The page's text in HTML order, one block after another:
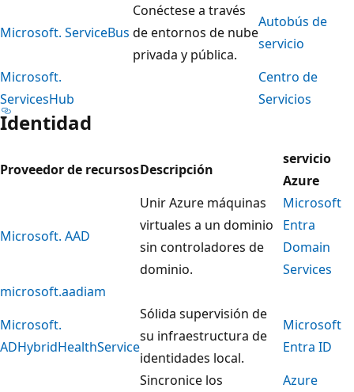
Microsoft. ServiceBus
Conéctese a través
de entornos de nube
privada y pública.
Autobús de
servicio
Microsoft.
ServicesHub
Centro de
Servicios
Identidad
Proveedor de recursosDescripción
servicio
Azure
Microsoft. AAD
Unir Azure máquinas
virtuales a un dominio
sin controladores de
dominio.
Microsoft
Entra
Domain
Services
microsoft.aadiam
Microsoft.
ADHybridHealthService
Sólida supervisión de
su infraestructura de
identidades local.
Microsoft
Entra ID
Sincronice los
Azure